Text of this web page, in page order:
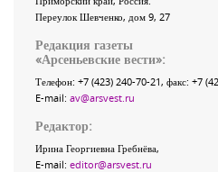
Переулок Шевченко, дом 9, 27
Редакция газеты
«Арсеньевские вести»:
Телефон: +7 (423) 240-70-21, факс: +7
E-mail: av@arsvest.ru
Редактор:
Ирина Георгиевна Гребнёва,
E-mail: editor@arsvest.ru